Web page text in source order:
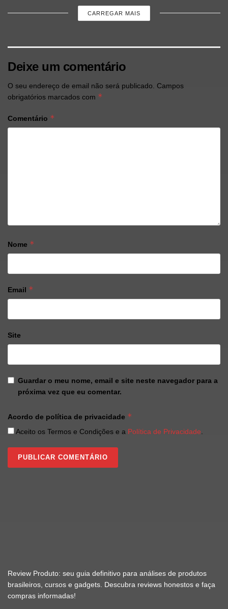
CARREGAR MAIS
Deixe um comentário
O seu endereço de email não será publicado.
Campos
obrigatórios marcados com *
Comentário *
Nome *
Email *
Site
Guardar o meu nome, email e site neste navegador para a
próxima vez que eu comentar.
Acordo de política de privacidade *
Aceito os Termos e Condições e a Política de Privacidade
Review Produto: seu guia definitivo para análises de produtos
brasileiros, cursos e gadgets. Descubra reviews honestos e faça
compras informadas!